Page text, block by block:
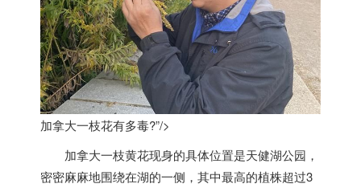
加拿大一枝花有多毒?”/>
加拿大一枝黄花现身的具体位置是天健湖公园，
密密麻麻地围绕在湖的一侧，其中最高的植株超过3